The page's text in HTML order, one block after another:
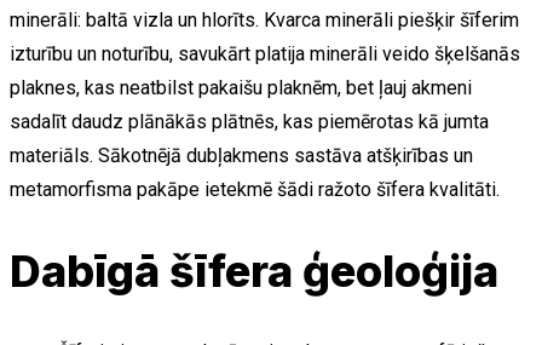
minerāli: baltā vizla un hlorīts. Kvarca minerāli piešķir šīferim
izturību un noturību, savukārt platija minerāli veido šķelšanās
plaknes, kas neatbilst pakaišu plaknēm, bet ļauj akmeni
sadalīt daudz plānākās plātnēs, kas piemērotas kā jumta
materiāls. Sākotnējā dubļakmens sastāva atšķirības un
metamorfisma pakāpe ietekmē šādi ražoto šīfera kvalitāti.
Dabīgā šīfera ģeoloģija